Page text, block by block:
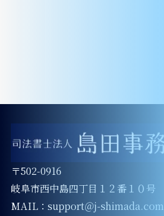
〒502-0916
岐阜市西中島四丁目１２番１０号
MAIL：support＠j-shimada.com